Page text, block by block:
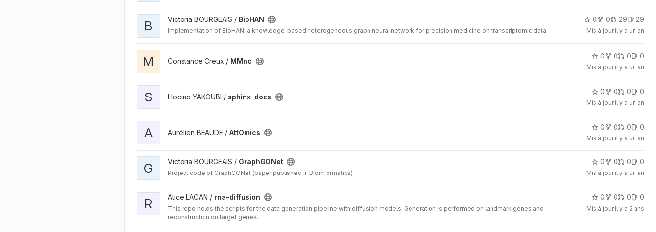
B Victoria BOURGEAIS / BioHAN
Implementation of BioHAN, a knowledge-based heterogeneous graph neural network for precision medicine on transcriptomic data
0 0 29 29
Mis à jour il y a un an
M Constance Creux / MMnc
0 0 0 0
Mis à jour il y a un an
S Hocine YAKOUBI / sphinx-docs
0 0 0 0
Mis à jour il y a un an
A Aurélien BEAUDE / AttOmics
0 0 0 0
Mis à jour il y a un an
G Victoria BOURGEAIS / GraphGONet
Project code of GraphGONet (paper published in Bioinformatics)
0 0 0 0
Mis à jour il y a un an
R Alice LACAN / rna-diffusion
This repo holds the scripts for the data generation pipeline with diffusion models. Generation is performed on landmark genes and
reconstruction on target genes.
0 0 0 0
Mis à jour il y a 2 ans